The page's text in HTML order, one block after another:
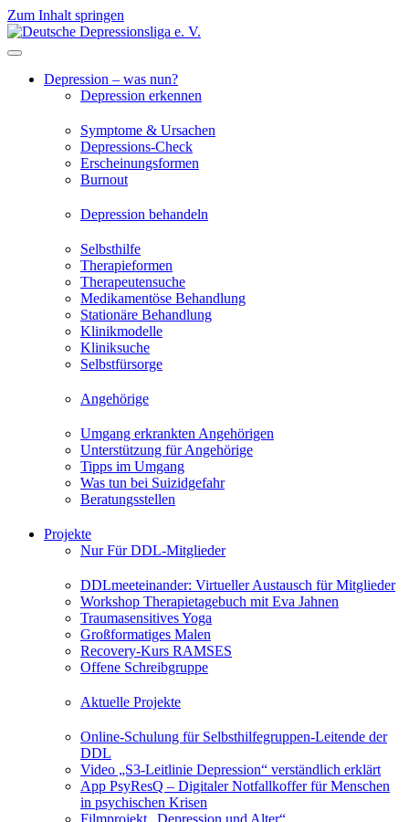
Zum Inhalt springen
Depression – was nun?
Depression erkennen
Symptome & Ursachen
Depressions-Check
Erscheinungsformen
Burnout
Depression behandeln
Selbsthilfe
Therapieformen
Therapeutensuche
Medikamentöse Behandlung
Stationäre Behandlung
Klinikmodelle
Kliniksuche
Selbstfürsorge
Angehörige
Umgang erkrankten Angehörigen
Unterstützung für Angehörige
Tipps im Umgang
Was tun bei Suizidgefahr
Beratungsstellen
Projekte
Nur Für DDL-Mitglieder
DDLmeeteinander: Virtueller Austausch für Mitglieder
Workshop Therapietagebuch mit Eva Jahnen
Traumasensitives Yoga
Großformatiges Malen
Recovery-Kurs RAMSES
Offene Schreibgruppe
Aktuelle Projekte
Online-Schulung für Selbsthilfegruppen-Leitende der
DDL
Video „S3-Leitlinie Depression“ verständlich erklärt
App PsyResQ – Digitaler Notfallkoffer für Menschen
in psychischen Krisen
Filmprojekt „Depression und Alter“